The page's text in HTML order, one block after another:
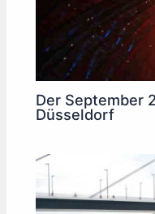
Der September
Düsseldorf